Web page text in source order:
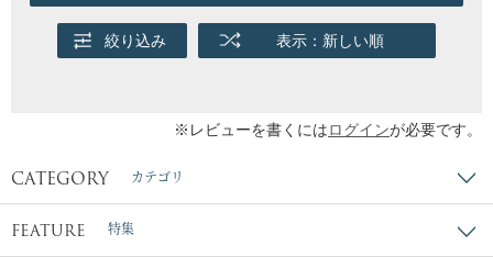
絞り込み 表示：新しい順
※レビューを書くにはログインが必要です。
CATEGORY カテゴリ
FEATURE 特集